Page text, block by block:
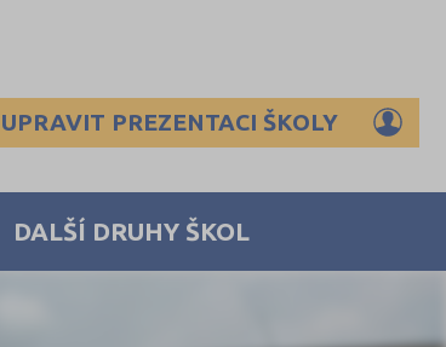
UPRAVIT PREZENTACI ŠKOLY
DALŠÍ DRUHY ŠKOL